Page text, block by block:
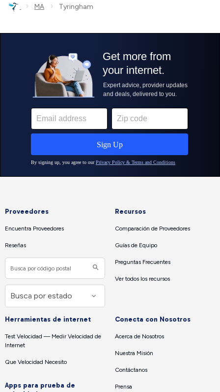
› MA › Tyringham
Proveedores
Encuentra Proveedores
Reseñas
Recursos
Comparación de Proveedores
Guías de Equipo
Preguntas Frecuentes
Ver todos los recursos
Herramientas de internet
Test Velocidad — Medir Velocidad de
Internet
Que Velocidad Necesito
Apps para prueba de
Conecta con Nosotros
Acerca de Nosotros
Nuestra Misión
Contáctanos
Prensa